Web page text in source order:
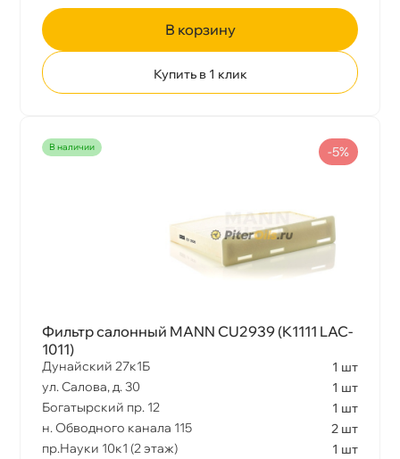
корзину
Купить в 1 клик
наличии
Фильтр салонный MANN CU2939 (K1111 LAC-
1011)
Дунайский 27к1Б
1 шт
ул. Салова, д. 30
1 шт
Богатырский пр. 12
1 шт
н. Обводного канала 115
2 шт
пр.Науки 10к1 (2 этаж)
1 шт
-5%